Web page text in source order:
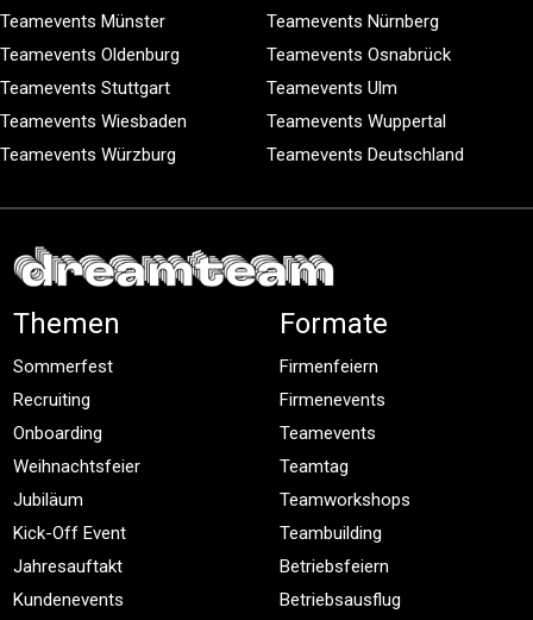
Teamevents Münster
Teamevents Nürnberg
Teamevents Oldenburg
Teamevents Osnabrück
Teamevents Stuttgart
Teamevents Ulm
Teamevents Wiesbaden
Teamevents Wuppertal
Teamevents Würzburg
Teamevents Deutschland
Themen
Sommerfest
Recruiting
Onboarding
Weihnachtsfeier
Jubiläum
Kick-Off Event
Jahresauftakt
Kundenevents
Formate
Firmenfeiern
Firmenevents
Teamevents
Teamtag
Teamworkshops
Teambuilding
Betriebsfeiern
Betriebsausflug